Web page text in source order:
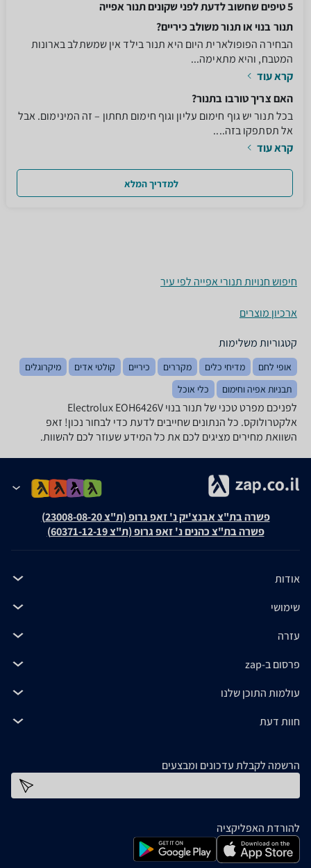
5 טיפים שחשוב לדעת לפני שקונים תנור אפייה
תנור בנוי או תנור משולב כיריים?
הבחירה הפופולארית היום היא תנור בילד אין שמשתלב בארונות
המטבח, והיא מתאימה...
קרא עוד
האם צריך טורבו בתנור?
בכל תנור יש גוף חימום עליון וגוף חימום תחתון – זה המינימום. אבל
אל תסתפקו בזה....
קרא עוד
למדריך המלא
חיפוש חנויות תנורי אפייה לפי עיר
ארכיון מוצרים
קטגוריות משלימות
אופי לחם מדיחי כלים מקררים כיריים קולטי אדים
מיקרוגלים
תבניות אפיה וחימום
כלי אוכל
לפניכם מפרט טכני של ‏תנור בנוי Electrolux EOH6426V
אלקטרולוקס. כל הנתונים שחייבים לדעת כדי לבחור נכון! זאפ
השוואת מחירים מציגים לכם את כל המידע שעוזר לכם להשוות.
פשרה בת"צ אבנצ'יק נ' זאפ גרופ (ת"צ 23008-08-20)
פשרה בת"צ כהנים נ' זאפ גרופ (ת"צ 60371-12-19)
אודות
שימושי
עזרה
פרסום ב-zap
עולמות התוכן שלנו
חוות דעת
הרשמה לקבלת עדכונים ומבצעים
להורדת האפליקציה